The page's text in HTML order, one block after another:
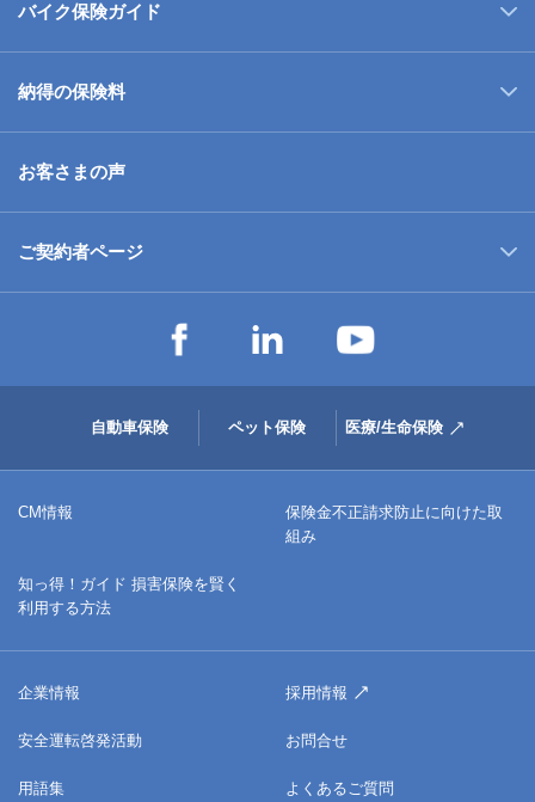
バイク保険ガイド
納得の保険料
お客さまの声
ご契約者ページ
自動車保険 ペット保険 医療/生命保険
CM情報
保険金不正請求防止に向けた取
組み
知っ得！ガイド 損害保険を賢く
利用する方法
企業情報 採用情報
安全運転啓発活動 お問合せ
用語集 よくあるご質問